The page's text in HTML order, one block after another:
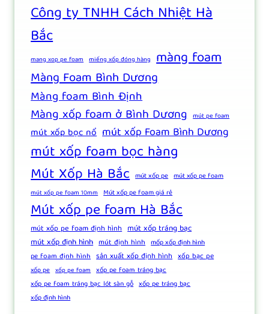
Công ty TNHH Cách Nhiệt Hà
Bắc
mang xop pe foam miếng xốp đóng hàng màng foam
Màng Foam Bình Dương
Màng foam Bình Định
Màng xốp foam ở Bình Dương mút pe foam
mút xốp bọc nổ mút xốp Foam Bình Dương
mút xốp foam bọc hàng
Mút Xốp Hà Bắc mút xốp pe mút xốp pe foam
mút xốp pe foam 10mm Mút xốp pe foam giá rẻ
Mút xốp pe foam Hà Bắc
mút xốp pe foam định hình mút xốp tráng bạc
mút xốp định hình mút định hình mốp xốp định hình
pe foam định hình sản xuất xốp định hình xốp bạc pe
xốp pe xốp pe foam xốp pe foam tráng bạc
xốp pe foam tráng bạc lót sàn gỗ xốp pe tráng bạc
xốp định hình